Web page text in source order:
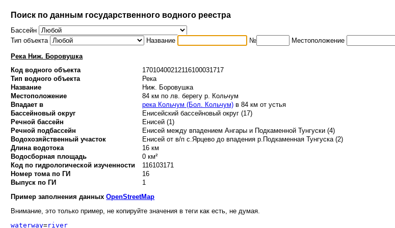
Поиск по данным государственного водного реестра
Бассейн
Тип объекта
Название № Местоположение
Река Ниж. Боровушка
Код водного объекта
17010400212116100031717
Тип водного объекта
Река
Название
Ниж. Боровушка
Местоположение
84 км по лв. берегу р. Кольчум
Впадает в
река Кольчум (Бол. Кольчум)в 84 км от устья
Бассейновый округ
Енисейский бассейновый округ (17)
Речной бассейн
Енисей (1)
Речной подбассейн
Енисей между впадением Ангары и Подкаменной Тунгуски (4)
Водохозяйственный участок
Енисей от в/п с.Ярцево до впадения р.Подкаменная Тунгуска (2)
Длина водотока
16 км
Водосборная площадь
0 км²
Код по гидрологической изученности
116103171
Номер тома по ГИ
16
Выпуск по ГИ
1
Пример заполнения данныхOpenStreetMap
Внимание, это только пример, не копируйте значения в теги как есть, не думая.
waterway=river